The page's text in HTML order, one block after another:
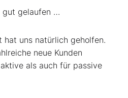
gut gelaufen …
hat uns natürlich geholfen.
neue Kunden
als auch für passive